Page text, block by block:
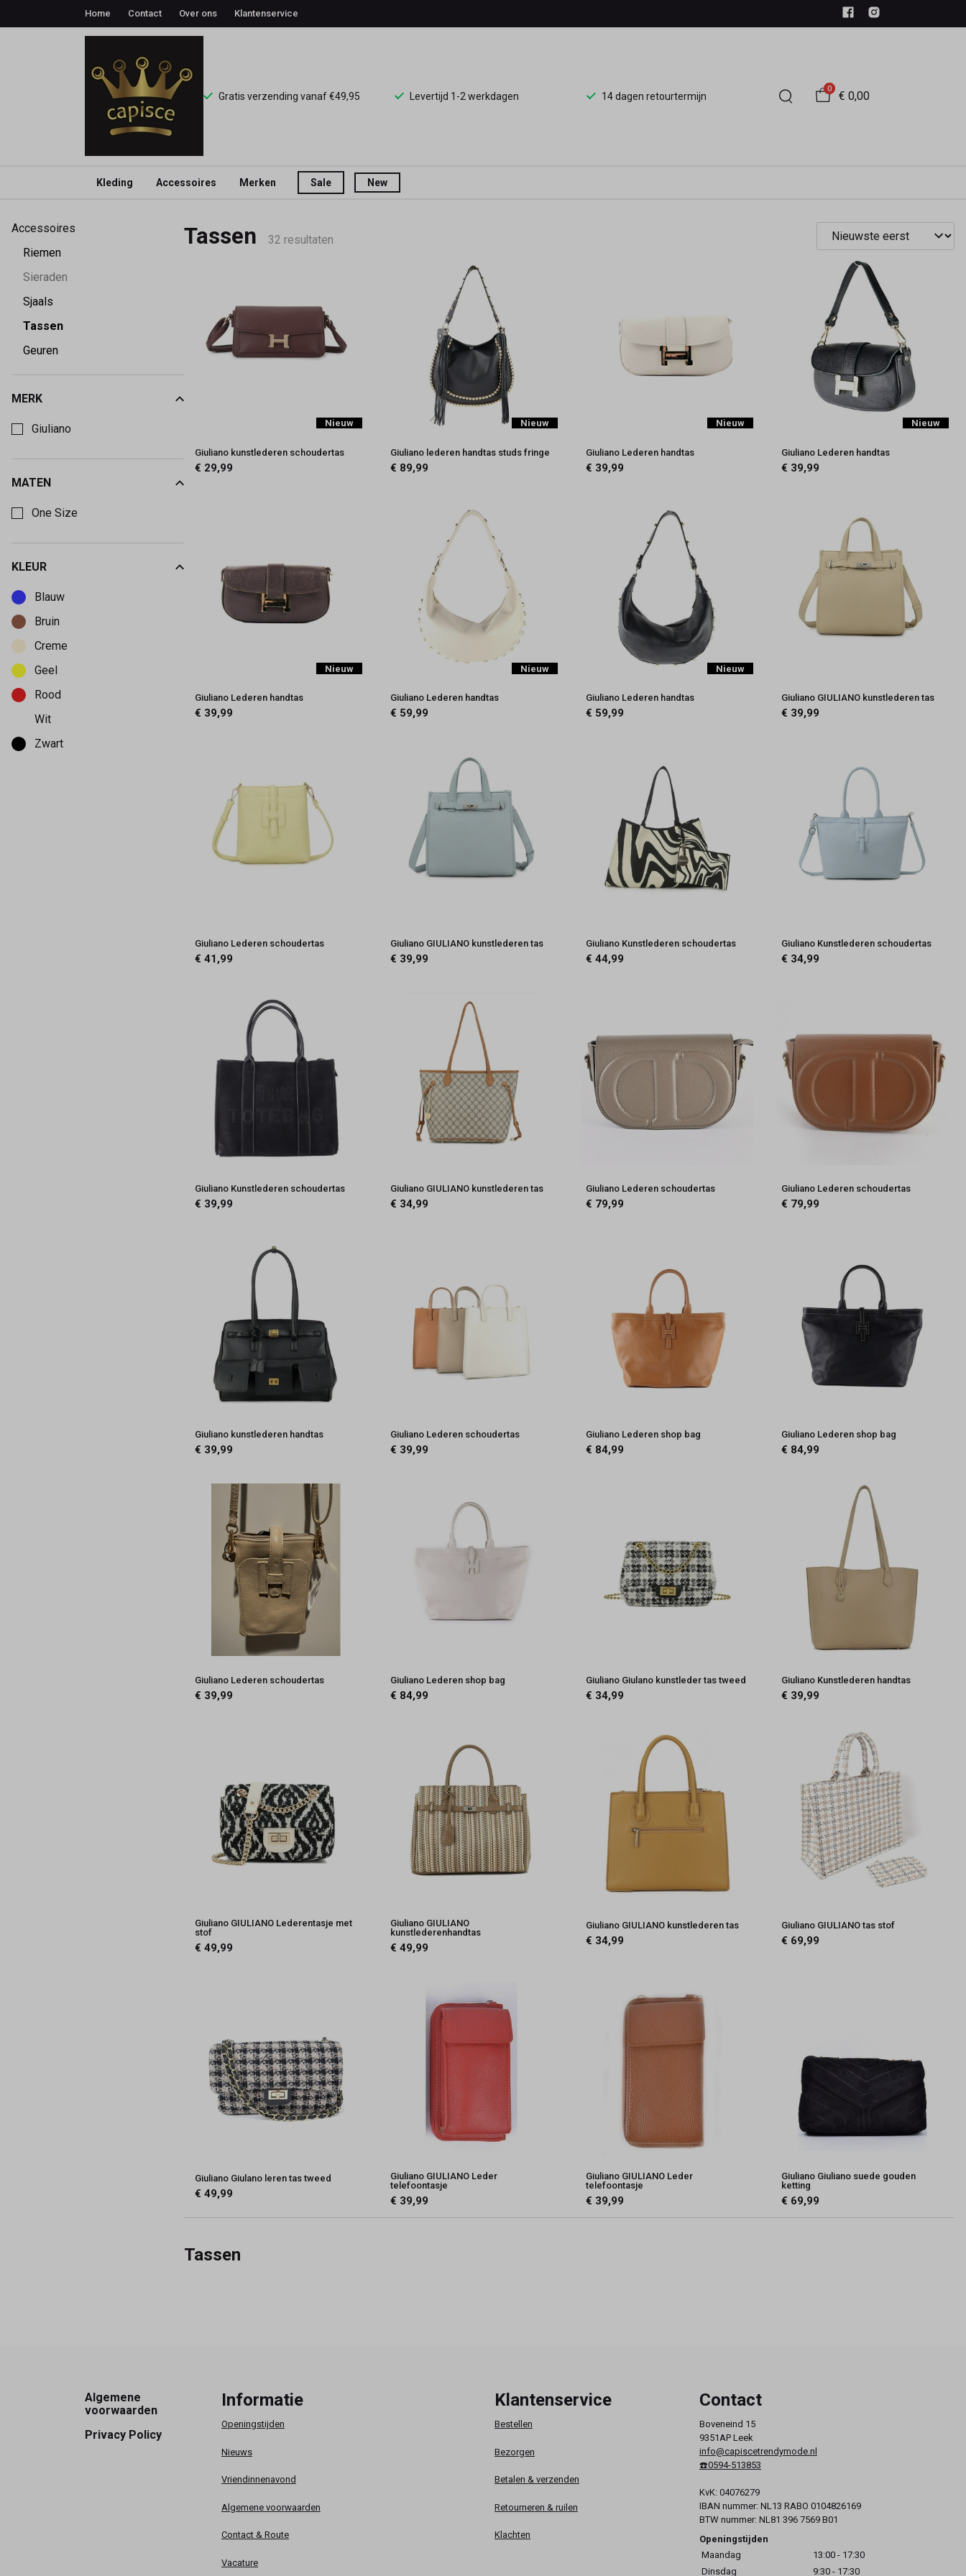
Home Contact Over ons Klantenservice
Gratis verzending vanaf €49,95 Levertijd 1-2 werkdagen 14 dagen retourtermijn
0
€ 0,00
Kleding Accessoires Merken Sale New
Tassen
Capisce
Mode
Accessoires
Riemen
Sieraden
Sjaals
Tassen
Geuren
MERK
Giuliano
MATEN
One Size
KLEUR
Blauw
Bruin
Creme
Geel
Rood
Wit
Zwart
Tassen 32 resultaten
Nieuw
Giuliano kunstlederen schoudertas
€ 29,99
Nieuw
Giuliano lederen handtas studs fringe
€ 89,99
Nieuw
Giuliano Lederen handtas
€ 39,99
Nieuw
Giuliano Lederen handtas
€ 39,99
Nieuw
Giuliano Lederen handtas
€ 39,99
Nieuw
Giuliano Lederen handtas
€ 59,99
Nieuw
Giuliano Lederen handtas
€ 59,99
Giuliano GIULIANO kunstlederen tas
€ 39,99
Giuliano Lederen schoudertas
€ 41,99
Giuliano GIULIANO kunstlederen tas
€ 39,99
Giuliano Kunstlederen schoudertas
€ 44,99
Giuliano Kunstlederen schoudertas
€ 34,99
Giuliano Kunstlederen schoudertas
€ 39,99
Giuliano GIULIANO kunstlederen tas
€ 34,99
Giuliano Lederen schoudertas
€ 79,99
Giuliano Lederen schoudertas
€ 79,99
Giuliano kunstlederen handtas
€ 39,99
Giuliano Lederen schoudertas
€ 39,99
Giuliano Lederen shop bag
€ 84,99
Giuliano Lederen shop bag
€ 84,99
Giuliano Lederen schoudertas
€ 39,99
Giuliano Lederen shop bag
€ 84,99
Giuliano Giulano kunstleder tas tweed
€ 34,99
Giuliano Kunstlederen handtas
€ 39,99
Giuliano GIULIANO Lederentasje met
stof
€ 49,99
Giuliano GIULIANO
kunstlederenhandtas
€ 49,99
Giuliano GIULIANO kunstlederen tas
€ 34,99
Giuliano GIULIANO tas stof
€ 69,99
Giuliano Giulano leren tas tweed
€ 49,99
Giuliano GIULIANO Leder
telefoontasje
€ 39,99
Giuliano GIULIANO Leder
telefoontasje
€ 39,99
Giuliano Giuliano suede gouden
ketting
€ 69,99
Tassen
Footer
Algemene
voorwaarden
Privacy Policy
Informatie
Openingstijden
Nieuws
Vriendinnenavond
Algemene voorwaarden
Contact & Route
Vacature
Klantenservice
Bestellen
Bezorgen
Betalen & verzenden
Retourneren & ruilen
Klachten
Contact
Boveneind 15
9351AP Leek
info@capiscetrendymode.nl
☎️0594-513853
KvK: 04076279
IBAN nummer: NL13 RABO 0104826169
BTW nummer: NL81 396 7569 B01
Openingstijden
Maandag
13:00 - 17:30
Dinsdag
9:30 - 17:30